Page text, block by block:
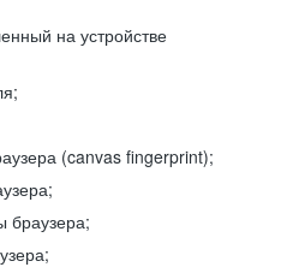
на устройстве
(canvas fingerprint);
браузера;